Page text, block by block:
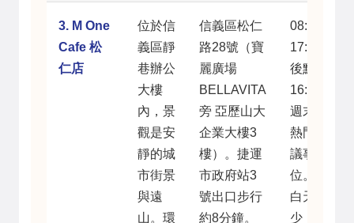
3. M One
Cafe 松
仁店
位於信
義區靜
巷辦公
大樓
內，景
觀是安
靜的城
市街景
與遠
山。環
信義區松仁
路28號（寶
麗廣場
BELLAVITA
旁 亞歷山大
企業大樓3
樓）。捷運
市政府站3
號出口步行
約8分鐘。
08:00–
17:00（最
後點餐
16:30）。
週末非常
熱門，建
議事先訂
位。平日
白天人較
少，容易